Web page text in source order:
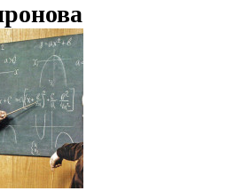
РекламаВсе новости